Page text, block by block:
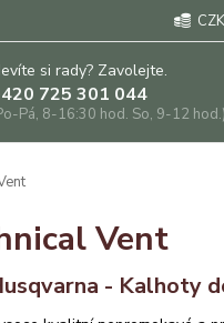
si rady? Zavolejte.
725 301 044
Pá, 8-16:30 hod. So, 9-12 hod.)
Vent
- Kalhoty